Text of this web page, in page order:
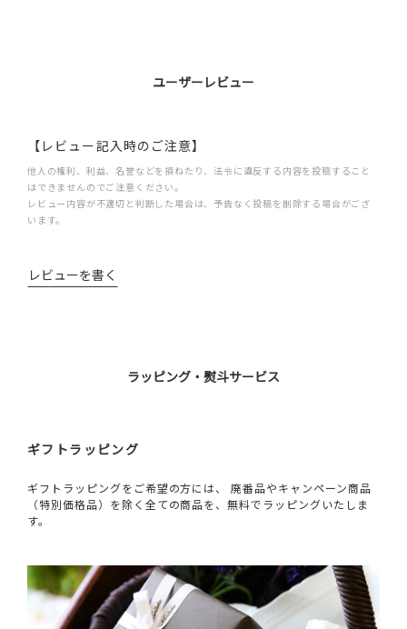
ユーザーレビュー
【レビュー記入時のご注意】
他人の権利、利益、名誉などを損ねたり、法令に違反する内容を投稿すること
はできませんのでご注意ください。
レビュー内容が不適切と判断した場合は、予告なく投稿を削除する場合がござ
います。
レビューを書く
ラッピング・熨斗サービス
ギフトラッピング
ギフトラッピングをご希望の方には、 廃番品やキャンペーン商品
（特別価格品）を除く全ての商品を、無料でラッピングいたしま
す。